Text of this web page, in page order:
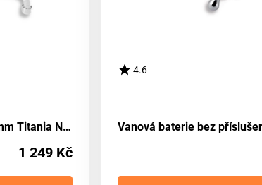
Paneláková baterie bez sprchy 100 mm Titania Neon chrom NOVASERVIS 93075/1,0
1 249 Kč
4.6